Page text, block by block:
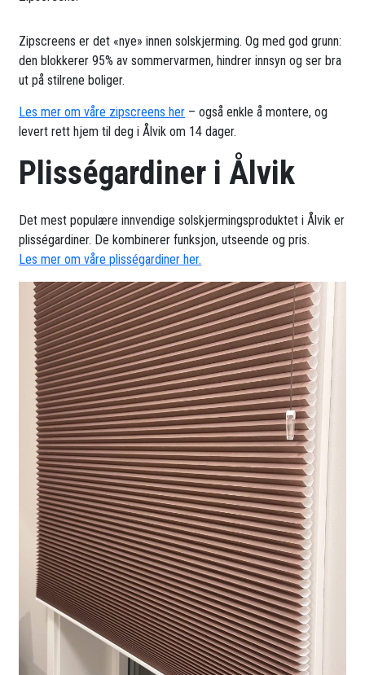
Zipscreens er det «nye» innen solskjerming. Og med god grunn:
den blokkerer 95% av sommervarmen, hindrer innsyn og ser bra
ut på stilrene boliger.
Les mer om våre zipscreens her – også enkle å montere, og
levert rett hjem til deg i Ålvik om 14 dager.
Plisségardiner i Ålvik
Det mest populære innvendige solskjermingsproduktet i Ålvik er
plisségardiner. De kombinerer funksjon, utseende og pris.
Les mer om våre plisségardiner her.